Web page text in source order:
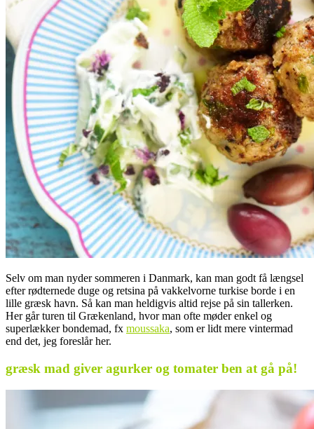
Selv om man nyder sommeren i Danmark, kan man godt få længsel
efter rødternede duge og retsina på vakkelvorne turkise borde i en
lille græsk havn. Så kan man heldigvis altid rejse på sin tallerken.
Her går turen til Grækenland, hvor man ofte møder enkel og
superlækker bondemad, fx moussaka, som er lidt mere vintermad
end det, jeg foreslår her.
græsk mad giver agurker og tomater ben at gå på!